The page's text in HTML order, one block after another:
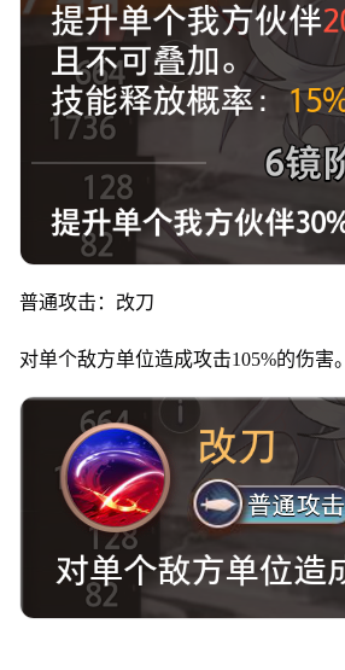
普通攻击：改刀
对单个敌方单位造成攻击105%的伤害。